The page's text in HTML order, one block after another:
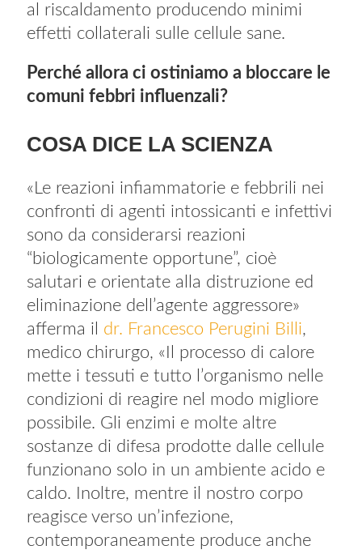
al riscaldamento producendo minimi
effetti collaterali sulle cellule sane.
Perché allora ci ostiniamo a bloccare le
comuni febbri influenzali?
COSA DICE LA SCIENZA
«Le reazioni infiammatorie e febbrili nei
confronti di agenti intossicanti e infettivi
sono da considerarsi reazioni
“biologicamente opportune”, cioè
salutari e orientate alla distruzione ed
eliminazione dell’agente aggressore»
afferma il dr. Francesco Perugini Billi,
medico chirurgo, «Il processo di calore
mette i tessuti e tutto l’organismo nelle
condizioni di reagire nel modo migliore
possibile. Gli enzimi e molte altre
sostanze di difesa prodotte dalle cellule
funzionano solo in un ambiente acido e
caldo. Inoltre, mentre il nostro corpo
reagisce verso un’infezione,
contemporaneamente produce anche